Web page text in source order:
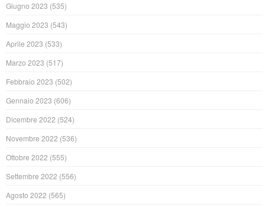
Giugno 2023 (535)
Maggio 2023 (543)
Aprile 2023 (533)
Marzo 2023 (517)
Febbraio 2023 (502)
Gennaio 2023 (606)
Dicembre 2022 (524)
Novembre 2022 (536)
Ottobre 2022 (555)
Settembre 2022 (556)
Agosto 2022 (565)